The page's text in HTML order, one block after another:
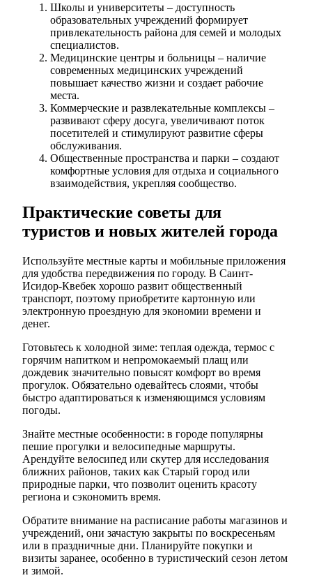
Школы и университеты – доступность
образовательных учреждений формирует
привлекательность района для семей и молодых
специалистов.
Медицинские центры и больницы – наличие
современных медицинских учреждений
повышает качество жизни и создает рабочие
места.
Коммерческие и развлекательные комплексы –
развивают сферу досуга, увеличивают поток
посетителей и стимулируют развитие сферы
обслуживания.
Общественные пространства и парки – создают
комфортные условия для отдыха и социального
взаимодействия, укрепляя сообщество.
Практические советы для
туристов и новых жителей города
Используйте местные карты и мобильные приложения
для удобства передвижения по городу. В Саинт-
Исидор-Квебек хорошо развит общественный
транспорт, поэтому приобретите картонную или
электронную проездную для экономии времени и
денег.
Готовьтесь к холодной зиме: теплая одежда, термос с
горячим напитком и непромокаемый плащ или
дождевик значительно повысят комфорт во время
прогулок. Обязательно одевайтесь слоями, чтобы
быстро адаптироваться к изменяющимся условиям
погоды.
Знайте местные особенности: в городе популярны
пешие прогулки и велосипедные маршруты.
Арендуйте велосипед или скутер для исследования
ближних районов, таких как Старый город или
природные парки, что позволит оценить красоту
региона и сэкономить время.
Обратите внимание на расписание работы магазинов и
учреждений, они зачастую закрыты по воскресеньям
или в праздничные дни. Планируйте покупки и
визиты заранее, особенно в туристический сезон летом
и зимой.